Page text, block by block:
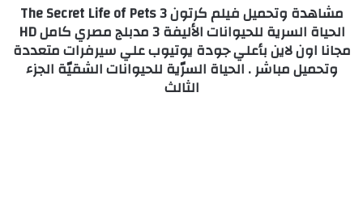
مشاهدة وتحميل فيلم كرتون The Secret Life of Pets 3
الحياة السرية للحيوانات الأليفة 3 مدبلج مصري كامل HD
مجانا اون لاين بأعلي جودة يوتيوب علي سيرفرات متعددة
وتحميل مباشر . الحياة السرّية للحيوانات الشقيّة الجزء
الثالث